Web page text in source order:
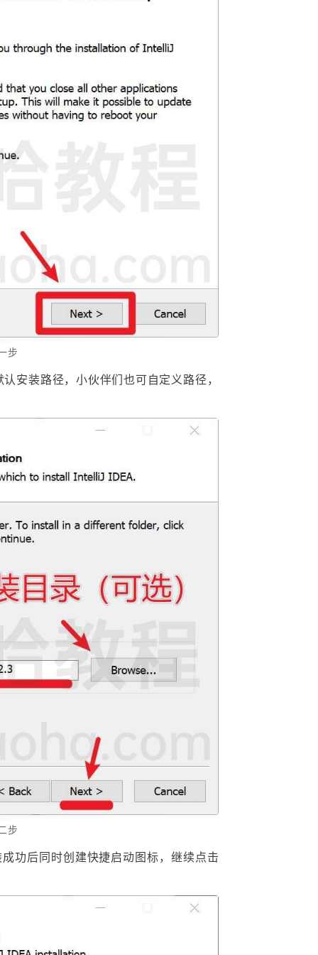
步
安装路径，小伙伴们也可自定义路径，
步
功后同时创建快捷启动图标，继续点击